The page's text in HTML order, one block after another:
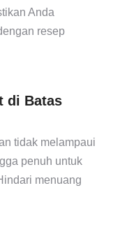
Anda
resep
di Batas
tidak melampaui
penuh untuk
menuang